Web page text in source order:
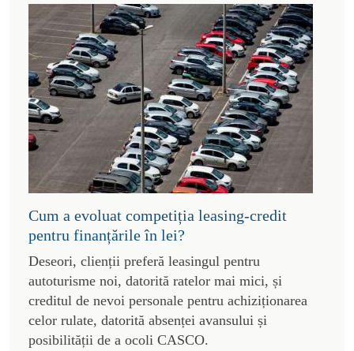
Cum a evoluat competiția leasing-credit
pentru finanțările în lei?
Deseori, clienții preferă leasingul pentru
autoturisme noi, datorită ratelor mai mici, și
creditul de nevoi personale pentru achiziționarea
celor rulate, datorită absenței avansului și
posibilității de a ocoli CASCO.